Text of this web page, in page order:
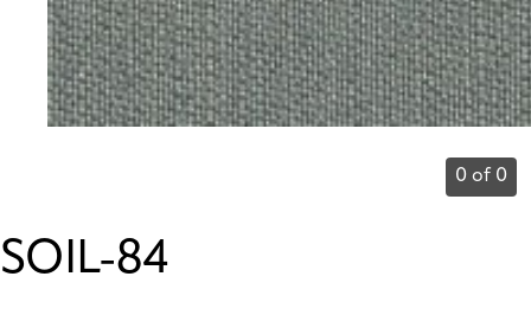
0 of 0
SOIL-84